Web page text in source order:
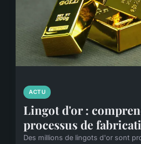
ACTU
Lingot d'or :
processus de
Des millions de lingots d'or sont